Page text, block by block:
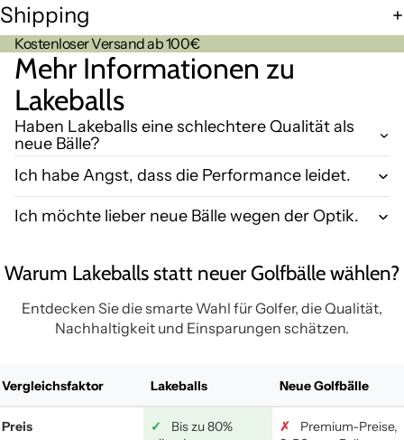
Shipping
Kostenloser Versand ab 100€
Mehr Informationen zu
Lakeballs
Haben Lakeballs eine schlechtere Qualität als
neue Bälle?
Ich habe Angst, dass die Performance leidet.
Ich möchte lieber neue Bälle wegen der Optik.
Warum Lakeballs statt neuer Golfbälle wählen?
Entdecken Sie die smarte Wahl für Golfer, die Qualität,
Nachhaltigkeit und Einsparungen schätzen.
Vergleichsfaktor Lakeballs Neue Golfbälle
Preis ✓
Bis zu 80%
✗
Premium-Preise,